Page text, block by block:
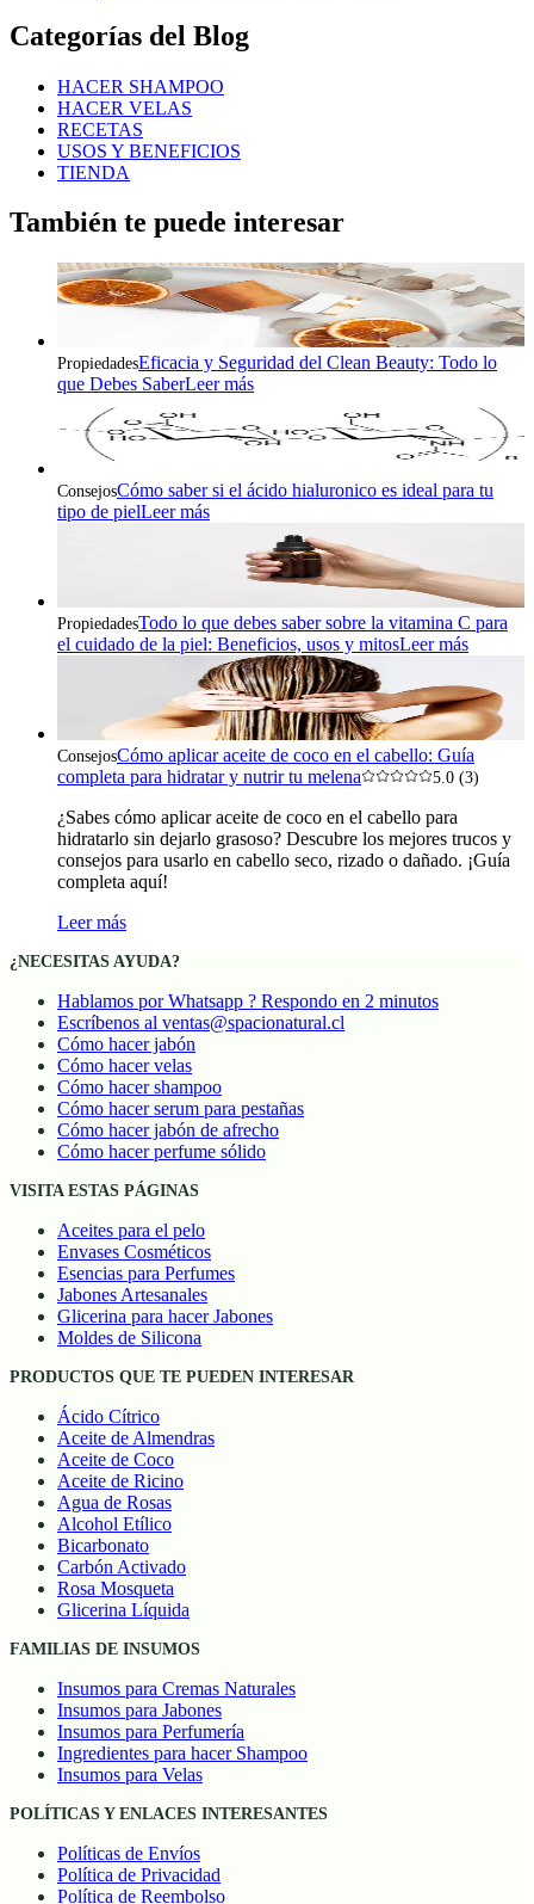
Categorías del Blog
HACER SHAMPOO
HACER VELAS
RECETAS
USOS Y BENEFICIOS
TIENDA
También te puede interesar
PropiedadesEficacia y Seguridad del Clean Beauty: Todo lo
que Debes SaberLeer más
ConsejosCómo saber si el ácido hialuronico es ideal para tu
tipo de pielLeer más
PropiedadesTodo lo que debes saber sobre la vitamina C para
el cuidado de la piel: Beneficios, usos y mitosLeer más
ConsejosCómo aplicar aceite de coco en el cabello: Guía
completa para hidratar y nutrir tu melena
5.0 (3)
¿Sabes cómo aplicar aceite de coco en el cabello para
hidratarlo sin dejarlo grasoso? Descubre los mejores trucos y
consejos para usarlo en cabello seco, rizado o dañado. ¡Guía
completa aquí!
Leer más
¿NECESITAS AYUDA?
Hablamos por Whatsapp ? Respondo en 2 minutos
Escríbenos al ventas@spacionatural.cl
Cómo hacer jabón
Cómo hacer velas
Cómo hacer shampoo
Cómo hacer serum para pestañas
Cómo hacer jabón de afrecho
Cómo hacer perfume sólido
VISITA ESTAS PÁGINAS
Aceites para el pelo
Envases Cosméticos
Esencias para Perfumes
Jabones Artesanales
Glicerina para hacer Jabones
Moldes de Silicona
PRODUCTOS QUE TE PUEDEN INTERESAR
Ácido Cítrico
Aceite de Almendras
Aceite de Coco
Aceite de Ricino
Agua de Rosas
Alcohol Etílico
Bicarbonato
Carbón Activado
Rosa Mosqueta
Glicerina Líquida
FAMILIAS DE INSUMOS
Insumos para Cremas Naturales
Insumos para Jabones
Insumos para Perfumería
Ingredientes para hacer Shampoo
Insumos para Velas
POLÍTICAS Y ENLACES INTERESANTES
Políticas de Envíos
Política de Privacidad
Política de Reembolso